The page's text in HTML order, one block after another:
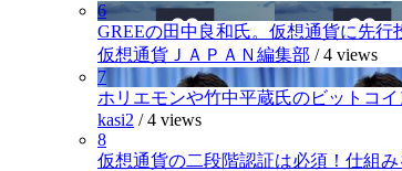
6
GREEの田中良和氏。仮想通貨に先行
仮想通貨ＪＡＰＡＮ編集部 /4 views
7
ホリエモンや竹中平蔵氏のビットコ
kasi2 /4 views
8
仮想通貨の二段階認証は必須！仕組み